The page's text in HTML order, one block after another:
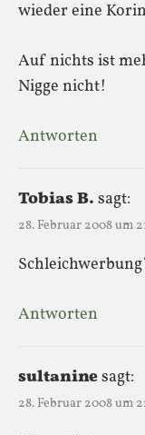
wieder eine
Auf nichts ist
Nigge nicht!
Antworten
Tobias B. sagt:
28. Februar 2008 um
Antworten
sultaninesagt:
28. Februar 2008 um